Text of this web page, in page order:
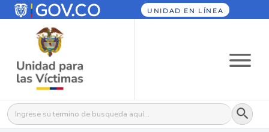
UNIDAD EN LÍNEA
Buscar: Botón